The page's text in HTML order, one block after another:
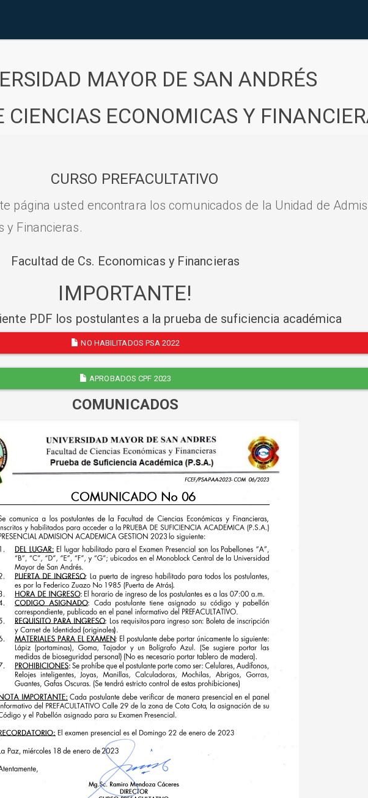
MAYOR DE SAN ANDRÉS
CIENCIAS ECONOMICAS Y
CURSO PREFACULTATIVO
página usted encontrara los comunicados de la Unidad de
y Financieras.
Facultad de Cs. Economicas y Financieras
IMPORTANTE!
PDF los postulantes a la prueba de suficiencia académica
NO HABILITADOS PSA 2022
APROBADOS CPF 2023
COMUNICADOS